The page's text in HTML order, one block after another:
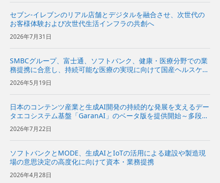
セブン-イレブンのリアル店舗とデジタルを融合させ、次世代の
お客様体験および次世代生活インフラの共創へ
2026年7月31日
SMBCグループ、富士通、ソフトバンク、健康・医療分野での業
務提携に合意し、持続可能な医療の実現に向けて国産ヘルスケア
基盤を構築〜国民の健康寿命延伸と医療機関の経営効率化、国の
医療費抑制に寄与〜
2026年5月19日
日本のコンテンツ産業と生成AI開発の持続的な発展を支えるデー
タエコシステム基盤「GaranAI」のベータ版を提供開始～多段階
加工でデータを保護し、コンテンツホルダーの新たな収益機会と
AI開発事業者の価値創出を支援～ | 企業・IR | ソフ...
2026年7月22日
ソフトバンクとMODE、生成AIとIoTの活用による建設や製造現
場の意思決定の高度化に向けて資本・業務提携
2026年4月28日